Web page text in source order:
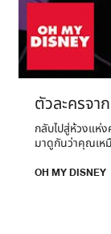
ตัวละครจา
กลับไปสู่ห้วงแห่
มาดูกันว่าคุณเห
OH MY DISNEY